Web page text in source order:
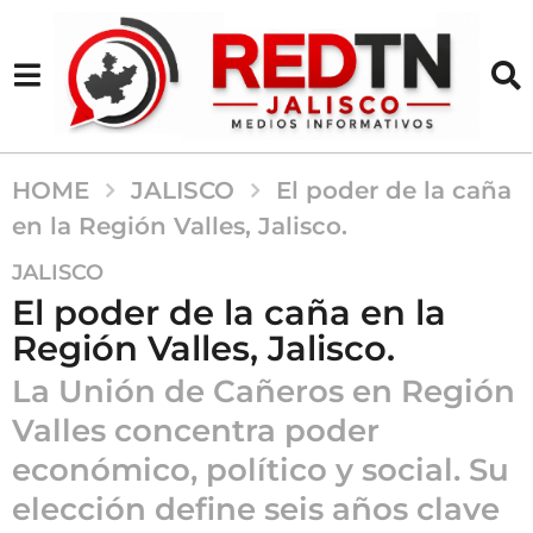
HOME JALISCO
El poder de la caña
en la Región Valles, Jalisco.
4
m
e
s
e
s
a
g
4
JALISCO
El poder de la caña en la
Región Valles, Jalisco.
La Unión de Cañeros en Región
Valles concentra poder
económico, político y social. Su
elección define seis años clave